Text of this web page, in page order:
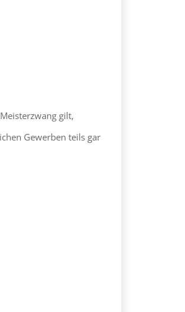
gilt,
Gewerben teils gar